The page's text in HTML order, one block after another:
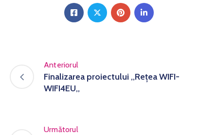
Anteriorul
Finalizarea proiectului ,,Rețea WIFI-
WIFI4EU,,
Următorul